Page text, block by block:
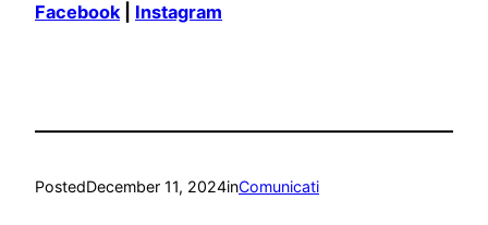
Facebook| Instagram
PostedDecember 11, 2024inComunicati